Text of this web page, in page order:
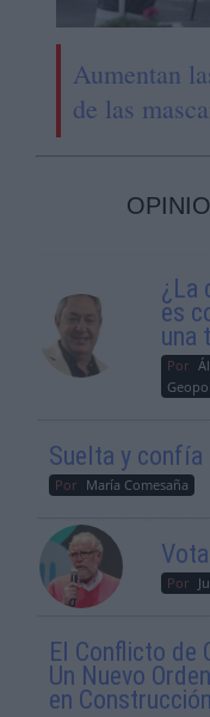
Aumentan
de las
¿La
es
una
Por
Suelta y confía
Por María Comesaña
Por
El Conflicto de
Un Nuevo
en Construcción